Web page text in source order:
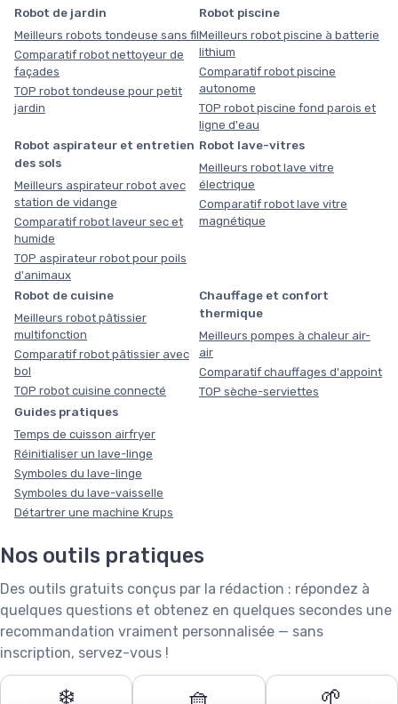
Robot de jardin
Meilleurs robots tondeuse sans fil
Comparatif robot nettoyeur de
façades
TOP robot tondeuse pour petit
jardin
Robot piscine
Meilleurs robot piscine à batterie
lithium
Comparatif robot piscine
autonome
TOP robot piscine fond parois et
ligne d'eau
Robot aspirateur et entretien
des sols
Meilleurs aspirateur robot avec
station de vidange
Comparatif robot laveur sec et
humide
TOP aspirateur robot pour poils
d'animaux
Robot lave-vitres
Meilleurs robot lave vitre
électrique
Comparatif robot lave vitre
magnétique
Robot de cuisine
Meilleurs robot pâtissier
multifonction
Comparatif robot pâtissier avec
bol
TOP robot cuisine connecté
Chauffage et confort
thermique
Meilleurs pompes à chaleur air-
air
Comparatif chauffages d'appoint
TOP sèche-serviettes
Guides pratiques
Temps de cuisson airfryer
Réinitialiser un lave-linge
Symboles du lave-linge
Symboles du lave-vaisselle
Détartrer une machine Krups
Nos outils pratiques
Des outils gratuits conçus par la rédaction : répondez à
quelques questions et obtenez en quelques secondes une
recommandation vraiment personnalisée — sans
inscription, servez-vous !
❄️ 🧺 🌱